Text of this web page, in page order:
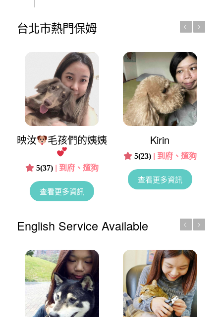
台北市熱門保姆
映汝 毛孩們的姨姨
5(37)| 到府、遛狗
查看更多資訊
Kirin
5(23)| 到府、遛狗
查看更多資訊
English Service Available上一頁